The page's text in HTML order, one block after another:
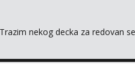
nekog decka za redovan